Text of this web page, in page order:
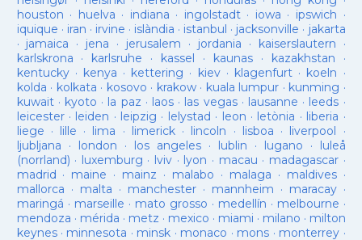
houston · huelva · indiana · ingolstadt· iowa · ipswich ·
iquique · iran · irvine · islàndia · istanbul · jacksonville · jakarta
· jamaica · jena · jerusalem · jordania · kaiserslautern ·
karlskrona · karlsruhe · kassel · kaunas· kazakhstan ·
kentucky· kenya · kettering · kiev· klagenfurt · koeln ·
kolda · kolkata · kosovo · krakow· kuala lumpur · kunming ·
kuwait· kyoto · la paz · laos· las vegas· lausanne · leeds ·
leicester· leiden · leipzig · lelystad · leon · letònia · liberia ·
liege · lille · lima · limerick· lincoln · lisboa · liverpool ·
ljubljana · london · los angeles· lublin · lugano · luleå
(norrland) · luxemburg · lviv · lyon · macau · madagascar·
madrid · maine · mainz · malabo · malaga · maldives·
mallorca · malta · manchester· mannheim · maracay·
maringá · marseille · mato grosso · medellín · melbourne ·
mendoza · mérida · metz · mexico · miami · milano · milton
keynes· minnesota · minsk · monaco · mons · monterrey ·